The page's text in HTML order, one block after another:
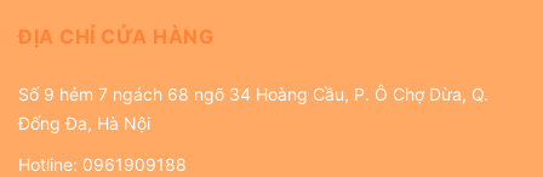
ĐỊA CHỈ CỬA HÀNG
Số 9 hẻm 7 ngách 68 ngõ 34 Hoàng Cầu, P. Ô Chợ Dừa, Q.
Đống Đa, Hà Nội
Hotline: 0961909188